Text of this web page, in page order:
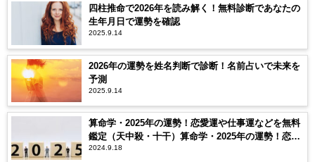
四柱推命で2026年を読み解く！無料診断であなたの
生年月日で運勢を確認
2025.9.14
2026年の運勢を姓名判断で診断！名前占いで未来を
予測
2025.9.14
算命学・2025年の運勢！恋愛運や仕事運などを無料
鑑定（天中殺・十干）算命学・2025年の運勢！恋愛
運や仕事運などを無料鑑定（天中殺・十干）
2024.9.18